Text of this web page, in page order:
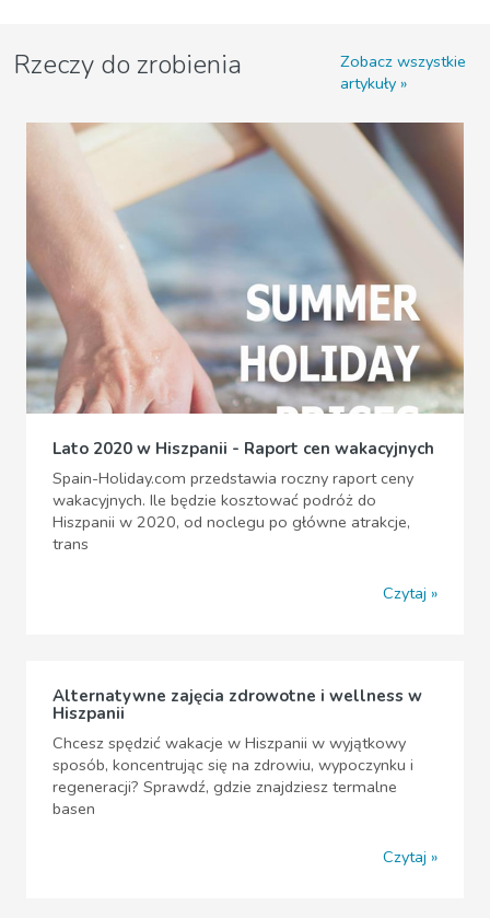
Rzeczy do zrobienia
Zobacz wszystkie
artykuły
Lato 2020 w Hiszpanii - Raport cen wakacyjnych
Spain-Holiday.com przedstawia roczny raport ceny
wakacyjnych. Ile będzie kosztować podróż do
Hiszpanii w 2020, od noclegu po główne atrakcje,
trans
Czytaj
Alternatywne zajęcia zdrowotne i wellness w
Hiszpanii
Chcesz spędzić wakacje w Hiszpanii w wyjątkowy
sposób, koncentrując się na zdrowiu, wypoczynku i
regeneracji? Sprawdź, gdzie znajdziesz termalne
basen
Czytaj